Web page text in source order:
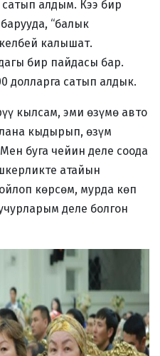
алдым. Кээ бир
“балык
калышат.
бир пайдасы бар.
долларга сатып алдык.
кылсам, эми өзүмө авто
кыдырып, өзүм
буга чейин деле соода
атайын
көрсөм, мурда көп
деле болгон